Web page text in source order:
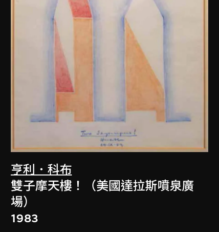
亨利．科布
雙子摩天樓！（美國達拉斯噴泉廣
場）
1983